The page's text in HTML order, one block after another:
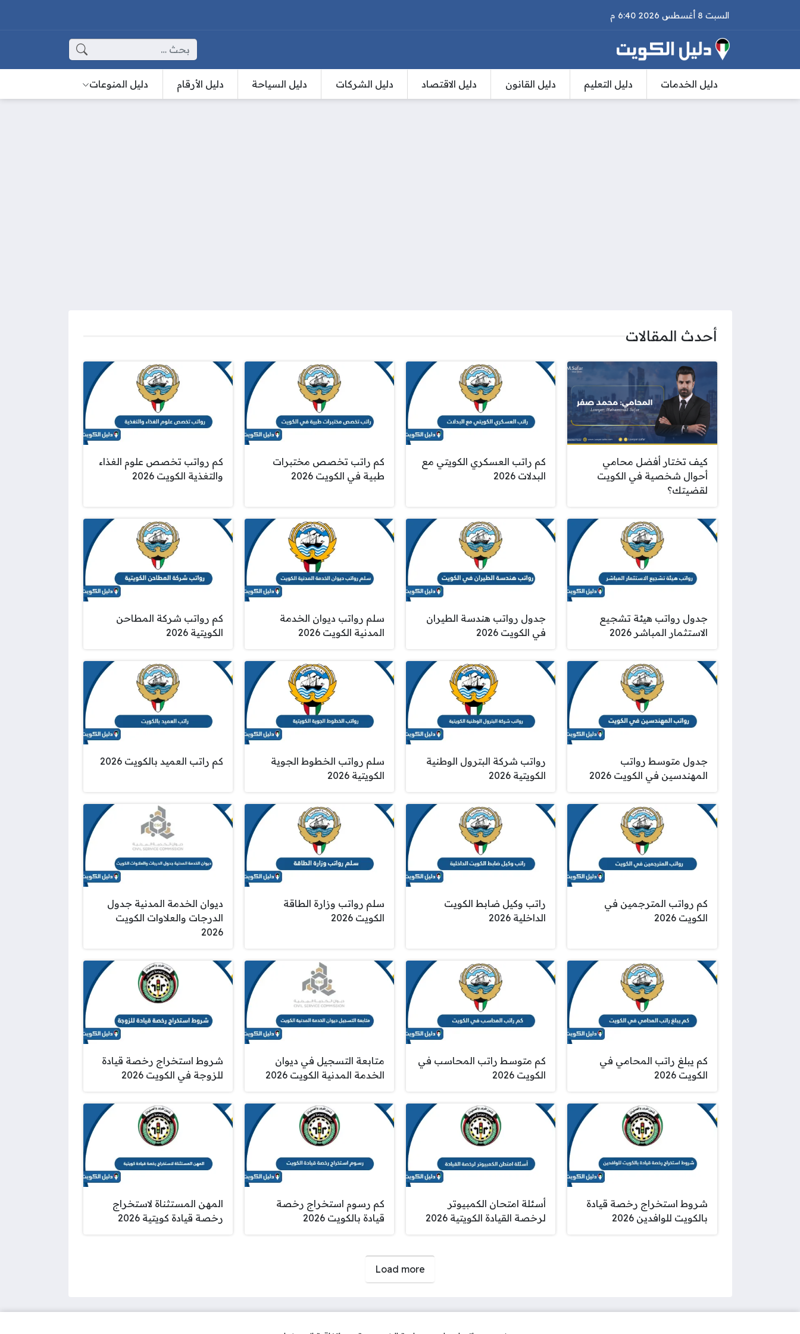
السبت 8 أغسطس 2026 6:40 م
البحث عن:
دليل الخدمات دليل التعليم دليل القانون دليل الاقتصاد دليل الشركات دليل السياحة دليل الأرقام دليل المنوعات
أحدث المقالات
كيف تختار أفضل محامي
أحوال شخصية في الكويت
لقضيتك؟
كم راتب العسكري الكويتي مع
البدلات 2026
كم راتب تخصص مختبرات
طبية في الكويت 2026
كم رواتب تخصص علوم الغذاء
والتغذية الكويت 2026
جدول رواتب هيئة تشجيع
الاستثمار المباشر 2026
جدول رواتب هندسة الطيران
في الكويت 2026
سلم رواتب ديوان الخدمة
المدنية الكويت 2026
كم رواتب شركة المطاحن
الكويتية 2026
جدول متوسط رواتب
المهندسين في الكويت 2026
رواتب شركة البترول الوطنية
الكويتية 2026
سلم رواتب الخطوط الجوية
الكويتية 2026
كم راتب العميد بالكويت 2026
كم رواتب المترجمين في
الكويت 2026
راتب وكيل ضابط الكويت
الداخلية 2026
سلم رواتب وزارة الطاقة
الكويت 2026
ديوان الخدمة المدنية جدول
الدرجات والعلاوات الكويت
2026
كم يبلغ راتب المحامي في
الكويت 2026
كم متوسط راتب المحاسب في
الكويت 2026
متابعة التسجيل في ديوان
الخدمة المدنية الكويت 2026
شروط استخراج رخصة قيادة
للزوجة في الكويت 2026
شروط استخراج رخصة قيادة
بالكويت للوافدين 2026
أسئلة امتحان الكمبيوتر
لرخصة القيادة الكويتية 2026
كم رسوم استخراج رخصة
قيادة بالكويت 2026
المهن المستثناة لاستخراج
رخصة قيادة كويتية 2026
Load more